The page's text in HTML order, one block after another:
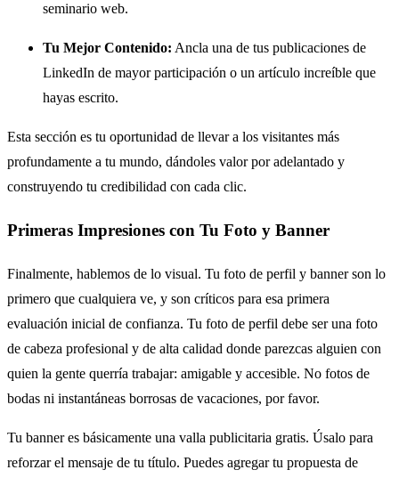
seminario web.
Tu Mejor Contenido: Ancla una de tus publicaciones de
LinkedIn de mayor participación o un artículo increíble que
hayas escrito.
Esta sección es tu oportunidad de llevar a los visitantes más
profundamente a tu mundo, dándoles valor por adelantado y
construyendo tu credibilidad con cada clic.
Primeras Impresiones con Tu Foto y Banner
Finalmente, hablemos de lo visual. Tu foto de perfil y banner son lo
primero que cualquiera ve, y son críticos para esa primera
evaluación inicial de confianza. Tu foto de perfil debe ser una foto
de cabeza profesional y de alta calidad donde parezcas alguien con
quien la gente querría trabajar: amigable y accesible. No fotos de
bodas ni instantáneas borrosas de vacaciones, por favor.
Tu banner es básicamente una valla publicitaria gratis. Úsalo para
reforzar el mensaje de tu título. Puedes agregar tu propuesta de